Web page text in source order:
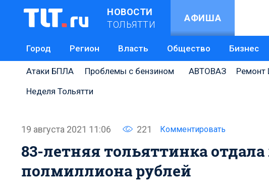
НОВОСТИ
ТОЛЬЯТТИ
АФИША
Город Регион Власть Общество Бизнес
Атаки БПЛА Проблемы с бензином АВТОВАЗ Ремонт
Неделя Тольятти
19 августа 2021 11:06 221 Комментировать
83-летняя тольяттинка
полмиллиона рублей